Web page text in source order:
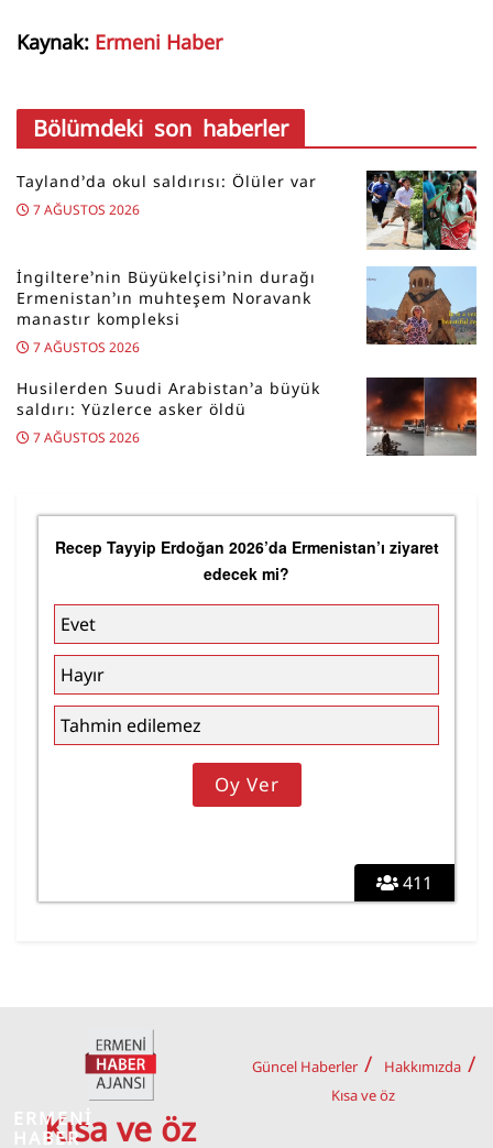
Kaynak: Ermeni Haber
Bölümdeki son haberler
Tayland’da okul saldırısı: Ölüler var
7 AĞUSTOS 2026
İngiltere’nin Büyükelçisi’nin durağı
Ermenistan’ın muhteşem Noravank
manastır kompleksi
7 AĞUSTOS 2026
Husilerden Suudi Arabistan’a büyük
saldırı: Yüzlerce asker öldü
7 AĞUSTOS 2026
411
Recep Tayyip Erdoğan 2026’da Ermenistan’ı ziyaret
edecek mi?
Evet
Hayır
Tahmin edilemez
Kısa ve öz
Güncel Haberler
Hakkımızda
Kısa ve öz
ERMENİ
HABER